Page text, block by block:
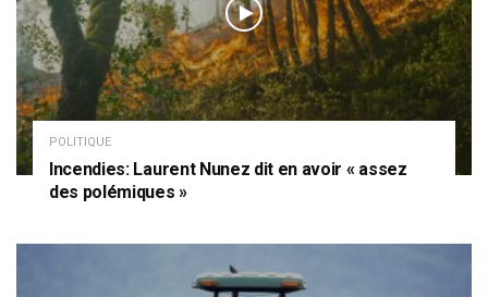
POLITIQUE
Incendies: Laurent Nunez dit en avoir « assez
des polémiques »